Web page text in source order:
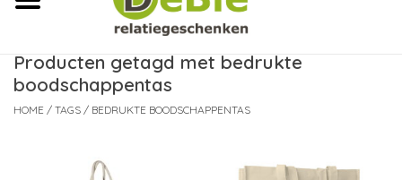
Nieuws
Producten getagd met bedrukte
boodschappentas
HOME / TAGS / BEDRUKTE BOODSCHAPPENTAS